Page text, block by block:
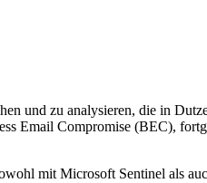
und zu analysieren, die in
Email Compromise (BEC),
mit Microsoft Sentinel als